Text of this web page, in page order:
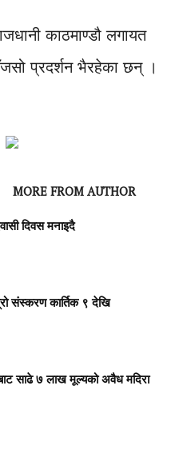
काठमाण्डौ लगायत
प्रदर्शन भैरहेका छन् ।
MORE FROM AUTHOR
दिवस मनाइदै
संस्करण कार्तिक ९ देखि
साढे ७ लाख मूल्यको अवैध मदिरा